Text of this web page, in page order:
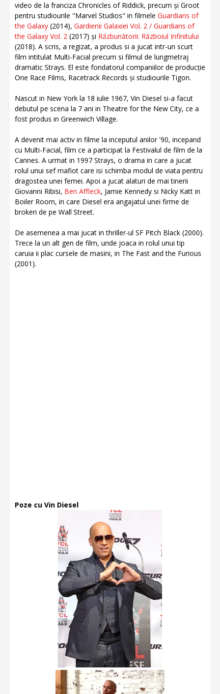
video de la franciza Chronicles of Riddick, precum și Groot
pentru studiourile "Marvel Studios" in filmele Guardians of
the Galaxy (2014), Gardienii Galaxiei Vol. 2 / Guardians of
the Galaxy Vol. 2 (2017) și Răzbunătorii: Războiul Infinitului
(2018). A scris, a regizat, a produs si a jucat intr-un scurt
film intitulat Multi-Facial precum si filmul de lungmetraj
dramatic Strays. El este fondatorul companiilor de producție
One Race Films, Racetrack Records și studiourile Tigon.
Nascut in New York la 18 iulie 1967, Vin Diesel si-a facut
debutul pe scena la 7 ani in Theatre for the New City, ce a
fost produs in Greenwich Village.
A devenit mai activ in filme la inceputul anilor '90, incepand
cu Multi-Facial, film ce a participat la Festivalul de film de la
Cannes. A urmat in 1997 Strays, o drama in care a jucat
rolul unui sef mafiot care isi schimba modul de viata pentru
dragostea unei femei. Apoi a jucat alaturi de mai tinerii
Giovanni Ribisi, Ben Affleck, Jamie Kennedy si Nicky Katt in
Boiler Room, in care Diesel era angajatul unei firme de
brokeri de pe Wall Street.
De asemenea a mai jucat in thriller-ul SF Pitch Black (2000).
Trece la un alt gen de film, unde joaca in rolul unui tip
caruia ii plac cursele de masini, in The Fast and the Furious
(2001).
Poze cu Vin Diesel